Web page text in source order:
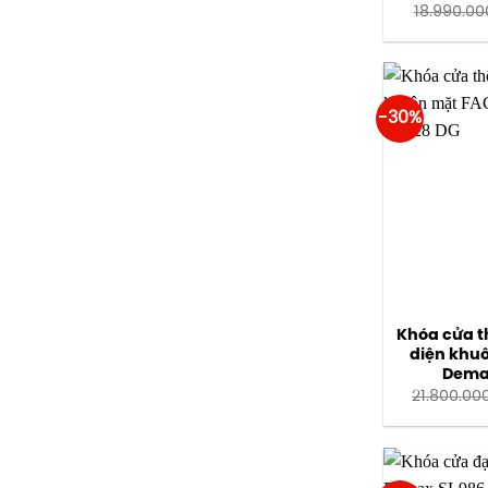
-30%
Khóa cửa
diện